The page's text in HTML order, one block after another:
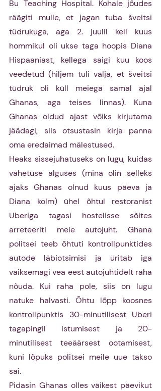
Bu Teaching Hospital. Kohale jõudes
räägiti mulle, et jagan tuba šveitsi
tüdrukuga, aga 2. juulil kell kuus
hommikul oli ukse taga hoopis Diana
Hispaaniast, kellega saigi kuu koos
veedetud (hiljem tuli välja, et šveitsi
tüdruk oli küll meiega samal ajal
Ghanas, aga teises linnas). Kuna
Ghanas oldud ajast võiks kirjutama
jäädagi, siis otsustasin kirja panna
oma eredaimad mälestused.
Heaks sissejuhatuseks on lugu, kuidas
vahetuse alguses (mina olin selleks
ajaks Ghanas olnud kuus päeva ja
Diana kolm) ühel õhtul restoranist
Uberiga tagasi hostelisse sõites
arreteeriti meie autojuht. Ghana
politsei teeb õhtuti kontrollpunktides
autode läbiotsimisi ja üritab iga
väiksemagi vea eest autojuhtidelt raha
nõuda. Kui raha pole, siis on lugu
natuke halvasti. Õhtu lõpp koosnes
kontrollpunktis 30-minutilisest Uberi
tagapingil istumisest ja 20-
minutilisest teeäärsest ootamisest,
kuni lõpuks politsei meile uue takso
sai.
Pidasin Ghanas olles väikest päevikut